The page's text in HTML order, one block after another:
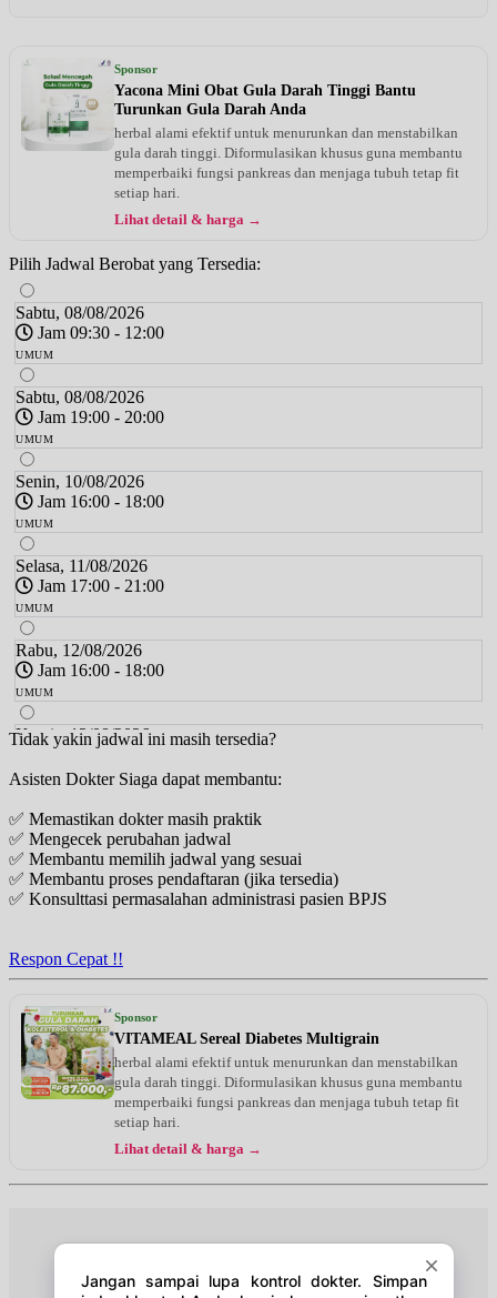
Sponsor
Yacona Mini Obat Gula Darah Tinggi Bantu
Turunkan Gula Darah Anda
herbal alami efektif untuk menurunkan dan menstabilkan
gula darah tinggi. Diformulasikan khusus guna membantu
memperbaiki fungsi pankreas dan menjaga tubuh tetap fit
setiap hari.
Lihat detail & harga →
Pilih Jadwal Berobat yang Tersedia:
Sabtu, 08/08/2026
Jam 09:30 - 12:00
UMUM
Sabtu, 08/08/2026
Jam 19:00 - 20:00
UMUM
Senin, 10/08/2026
Jam 16:00 - 18:00
UMUM
Selasa, 11/08/2026
Jam 17:00 - 21:00
UMUM
Rabu, 12/08/2026
Jam 16:00 - 18:00
UMUM
Kamis, 13/08/2026
Jam 16:00 - 20:00
UMUM
Jumat, 14/08/2026
Jam 16:00 - 18:00
UMUM
Sabtu, 15/08/2026
Jam 19:00 - 20:00
UMUM
Senin, 17/08/2026
Jam 16:00 - 18:00
Selasa, 18/08/2026
Rabu, 19/08/2026
Tidak yakin jadwal ini masih tersedia?
Asisten Dokter Siaga dapat membantu:
✅ Memastikan dokter masih praktik
✅ Mengecek perubahan jadwal
✅ Membantu memilih jadwal yang sesuai
✅ Membantu proses pendaftaran (jika tersedia)
✅ Konsulttasi permasalahan administrasi pasien BPJS
Respon Cepat !!
Sponsor
VITAMEAL Sereal Diabetes Multigrain
herbal alami efektif untuk menurunkan dan menstabilkan
gula darah tinggi. Diformulasikan khusus guna membantu
memperbaiki fungsi pankreas dan menjaga tubuh tetap fit
setiap hari.
Lihat detail & harga →